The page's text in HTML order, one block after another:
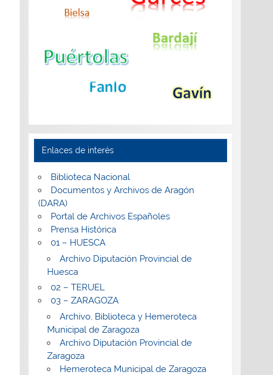
Enlaces de interés
Biblioteca Nacional
Documentos y Archivos de Aragón
(DARA)
Portal de Archivos Españoles
Prensa Histórica
01 – HUESCA
Archivo Diputación Provincial de
Huesca
02 – TERUEL
03 – ZARAGOZA
Archivo, Biblioteca y Hemeroteca
Municipal de Zaragoza
Archivo Diputación Provincial de
Zaragoza
Hemeroteca Municipal de Zaragoza